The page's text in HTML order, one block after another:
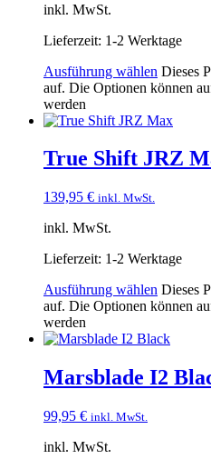
inkl. MwSt.
Lieferzeit: 1-2 Werktage
Ausführung wählen Dieses
auf. Die Optionen können
werden
True Shift JRZ
139,95 € inkl. MwSt.
inkl. MwSt.
Lieferzeit: 1-2 Werktage
Ausführung wählen Dieses
auf. Die Optionen können
werden
Marsblade I2
99,95 € inkl. MwSt.
inkl. MwSt.